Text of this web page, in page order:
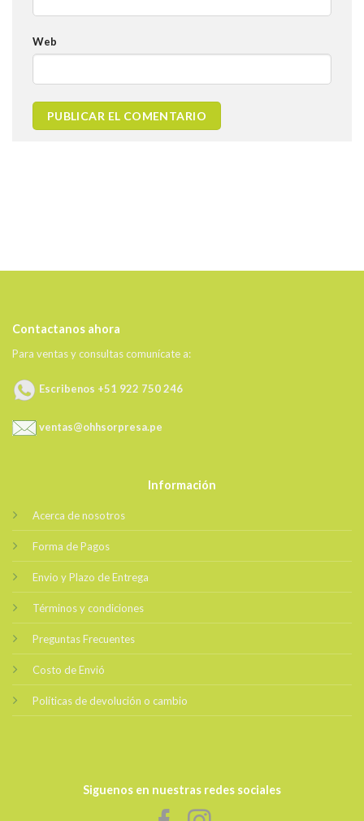
Web
Contactanos ahora
Para ventas y consultas comunícate a:
Escribenos +51 922 750 246
ventas@ohhsorpresa.pe
Información
Acerca de nosotros
Forma de Pagos
Envio y Plazo de Entrega
Términos y condiciones
Preguntas Frecuentes
Costo de Envió
Políticas de devolución o cambio
Siguenos en nuestras redes sociales